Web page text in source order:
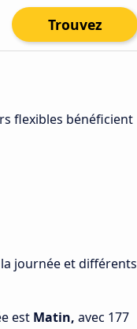
Trouvez
flexibles bénéficient
journée et différents
est Matin, avec 177